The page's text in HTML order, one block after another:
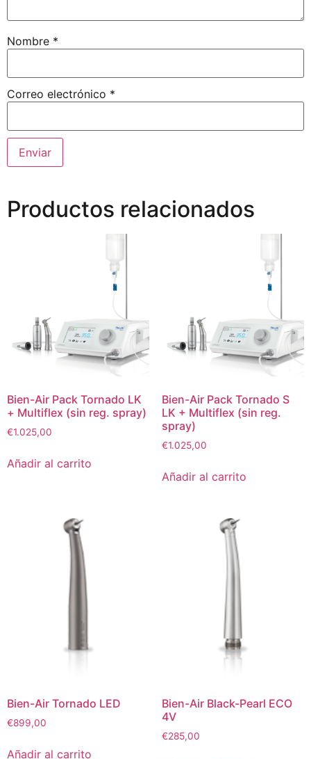
Nombre *
Correo electrónico *
Productos relacionados
Bien-Air Pack Tornado LK
+ Multiflex (sin reg. spray)
€1.025,00
Añadir al carrito
Bien-Air Pack Tornado S
LK + Multiflex (sin reg.
spray)
€1.025,00
Añadir al carrito
Bien-Air Tornado LED
€899,00
Añadir al carrito
Bien-Air Black-Pearl ECO
4V
€285,00